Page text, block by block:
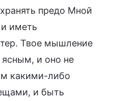
предо Мной
иметь
Твое мышление
и оно не
какими-либо
и быть